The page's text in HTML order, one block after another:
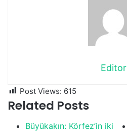
Editor
Post Views: 615
Related Posts
Büyükakın: Körfez’in iki